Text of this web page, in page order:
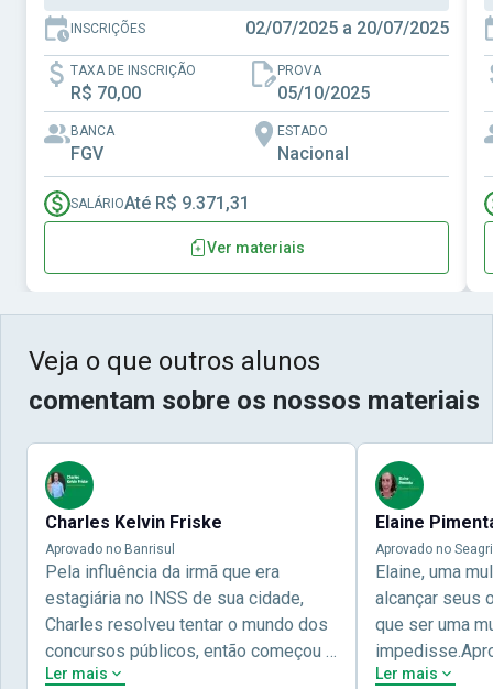
INSCRIÇÕES 02/07/2025 a 20/07/2025
TAXA DE INSCRIÇÃO
R$ 70,00
PROVA
05/10/2025
BANCA
FGV
ESTADO
Nacional
SALÁRIOAté R$ 9.371,31
Ver materiais
Veja o que outros alunos
comentam sobre os nossos materiais
Charles Kelvin Friske
Aprovado no Banrisul
Pela influência da irmã que era
estagiária no INSS de sua cidade,
Charles resolveu tentar o mundo dos
concursos públicos, então começou a
estudar com contéudo gratuito que a
Ler mais
Elaine
Aprovado no
Elaine, uma
alcançar seus
que ser uma
concursos
Ler mais